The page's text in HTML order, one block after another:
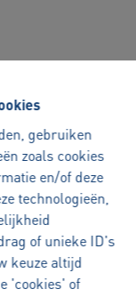
gebruiken
zoals cookies
en/of deze
technologieën,
of unieke ID's
keuze altijd
'cookies' of